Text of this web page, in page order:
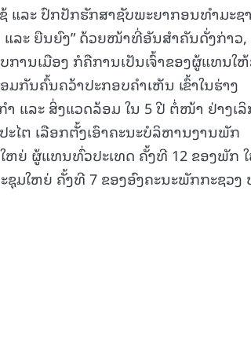
ແລະ ປົກປັກຮັກສາຊັບພະຍາກອນທຳມະຊ
ລະ ຍືນຍົງ” ດ້ວຍໜ້າທີ່ອັນສໍາຄັນດັ່ງກ່າວ,
ານເມືອງ ກໍຄືການເປັນເຈົ້າຂອງຜູ້ແທນໃ
ມກັນຄົ້ນຄວ້າປະກອບຄໍາເຫັນ ເຂົ້າໃນຮ່າງ
ແລະ ສິ່ງແວດລ້ອມ ໃນ 5 ປີ ຕໍ່ໜ້າ ຢ່າງເ
ະໄຕ ເລືອກຕັ້ງເອົາຄະນະບໍລິຫານງານພັກ
ຫຍ່ ຜູ້ແທນທົ່ວປະເທດ ຄັ້ງທີ 12 ຂອງພັກ
ມໃຫຍ່ ຄັ້ງທີ 7 ຂອງອົງຄະນະພັກກະຊວງ